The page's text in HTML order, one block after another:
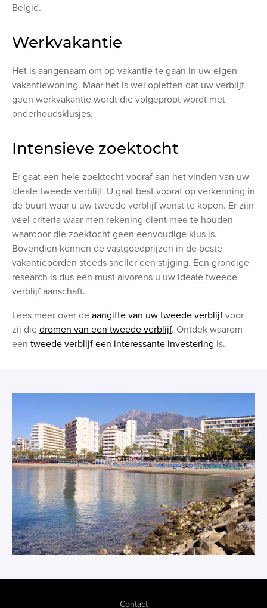
België.
Werkvakantie
Het is aangenaam om op vakantie te gaan in uw eigen
vakantiewoning. Maar het is wel opletten dat uw verblijf
geen werkvakantie wordt die volgepropt wordt met
onderhoudsklusjes.
Intensieve zoektocht
Er gaat een hele zoektocht vooraf aan het vinden van uw
ideale tweede verblijf. U gaat best vooraf op verkenning in
de buurt waar u uw tweede verblijf wenst te kopen. Er zijn
veel criteria waar men rekening dient mee te houden
waardoor die zoektocht geen eenvoudige klus is.
Bovendien kennen de vastgoedprijzen in de beste
vakantieoorden steeds sneller een stijging. Een grondige
research is dus een must alvorens u uw ideale tweede
verblijf aanschaft.
Lees meer over de aangifte van uw tweede verblijf voor
zij die dromen van een tweede verblijf. Ontdek waarom
een tweede verblijf een interessante investering is.
Contact